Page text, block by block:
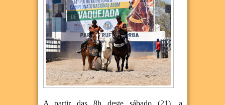
A partir das 8h deste sábado (21), a